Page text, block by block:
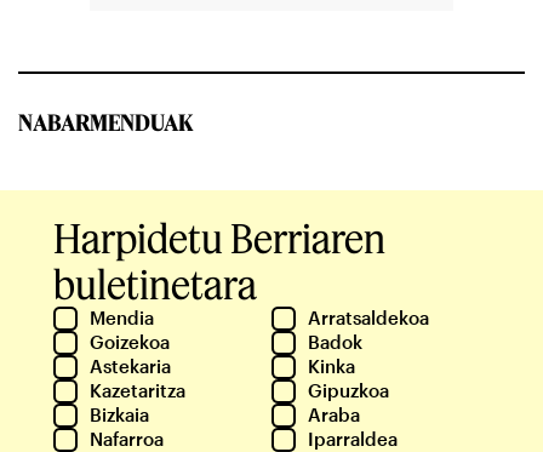
NABARMENDUAK
Harpidetu Berriaren
buletinetara
Mendia
Arratsaldekoa
Goizekoa
Badok
Astekaria
Kinka
Kazetaritza
Gipuzkoa
Bizkaia
Araba
Nafarroa
Iparraldea